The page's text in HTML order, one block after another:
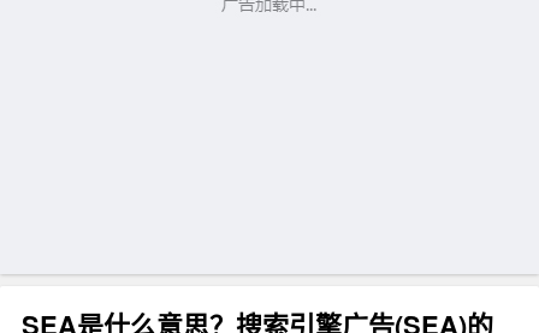
SEA是什么意思？搜索引擎广告(SEA)的